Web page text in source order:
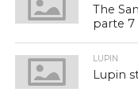
The
parte 7
LUPIN
Lupin